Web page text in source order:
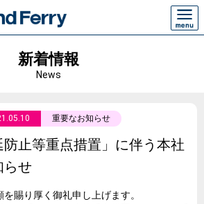
新着情報
News
重要なお知らせ
防止等重点措置」に伴う本社
らせ
賜り厚く御礼申し上げます。